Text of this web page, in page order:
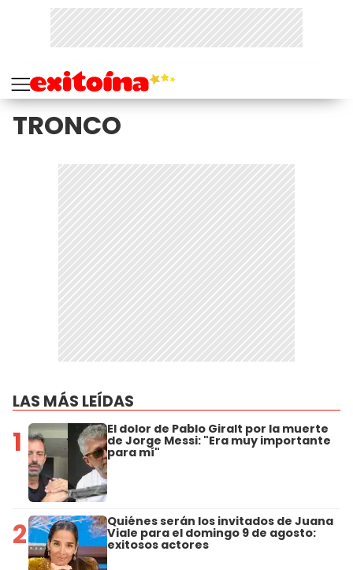
TRONCO
LAS MÁS LEÍDAS
1 El dolor de Pablo Giralt por la muerte
de Jorge Messi: "Era muy importante
para mí"
2 Quiénes serán los invitados de Juana
Viale para el domingo 9 de agosto:
exitosos actores